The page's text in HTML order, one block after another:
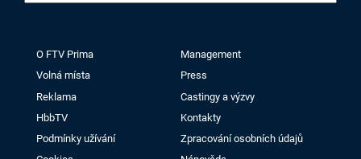
O FTV Prima
Management
Volná místa
Press
Reklama
Castingy a výzvy
HbbTV
Kontakty
Podmínky užívání
Zpracování osobních údajů